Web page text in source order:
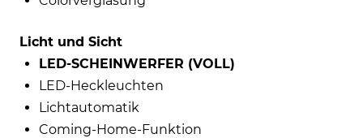
Licht und Sicht
LED-SCHEINWERFER (VOLL)
LED-Heckleuchten
Lichtautomatik
Coming-Home-Funktion